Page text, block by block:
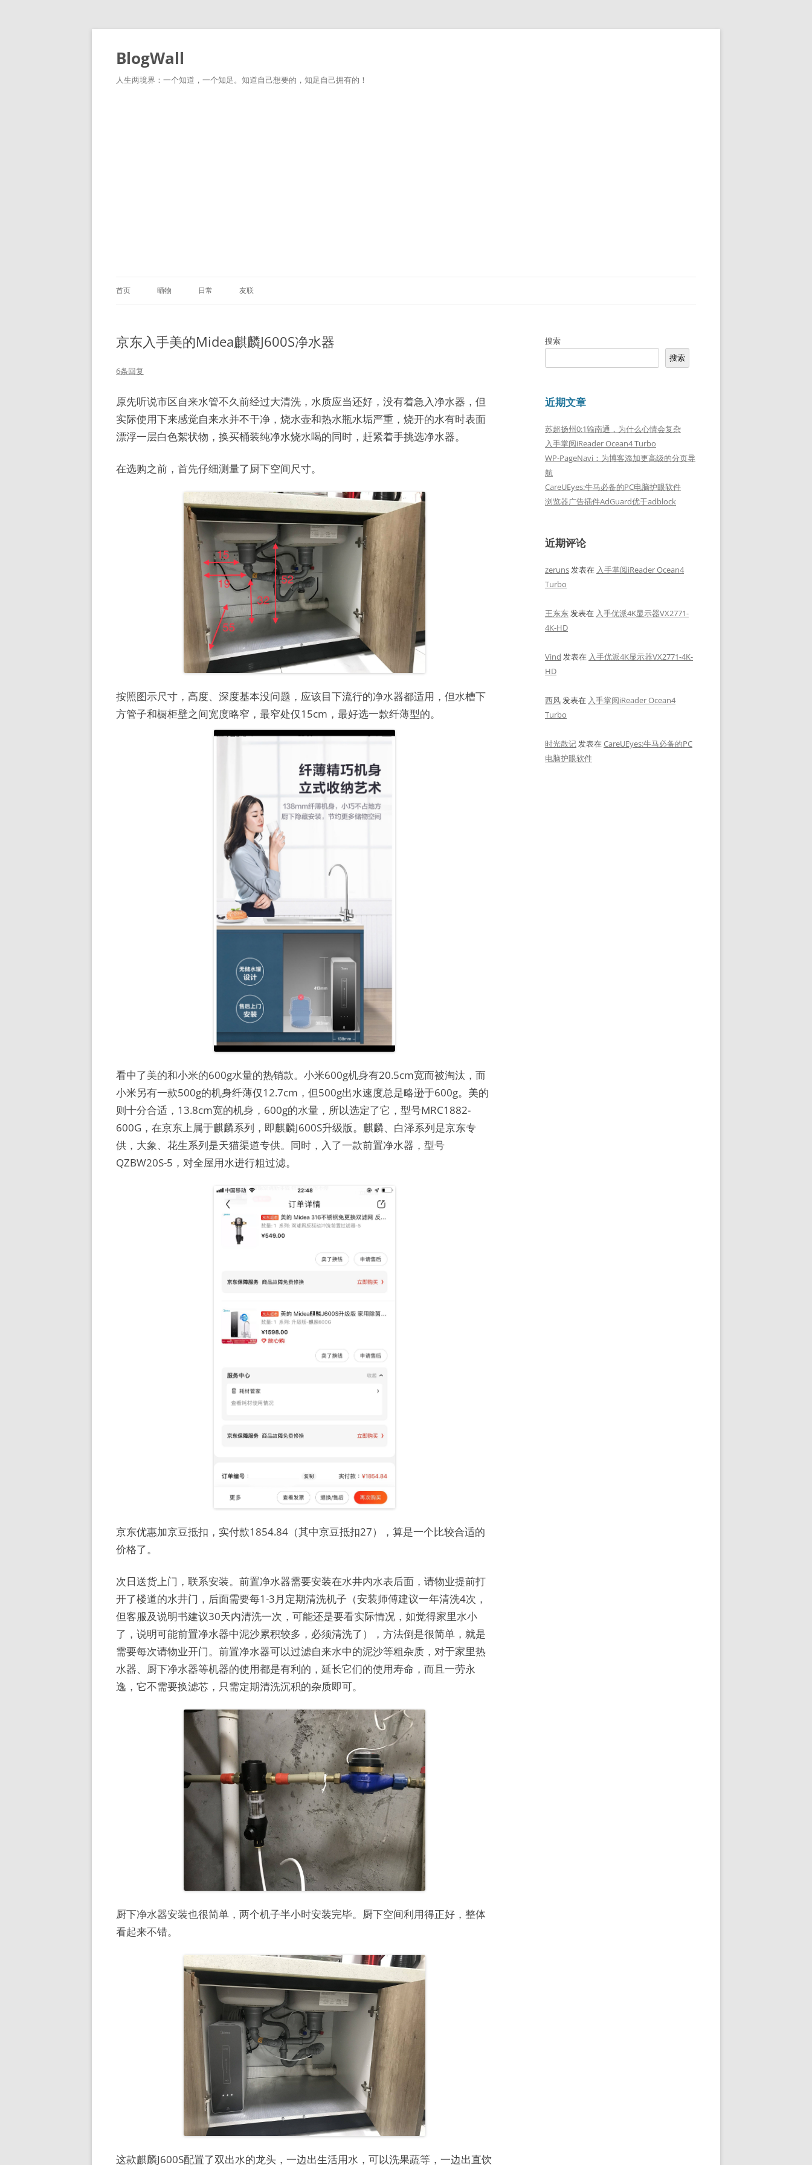
跳
正
文
BlogWall
人生两境界：一个知道，一个知足。知道自己想要的，知足自己拥有的！
首页 晒物 日常 友联
京东入手美的Midea麒麟J600S净水器
6条回复
原先听说市区自来水管不久前经过大清洗，水质应当还好，没有着急入净水器，但
实际使用下来感觉自来水并不干净，烧水壶和热水瓶水垢严重，烧开的水有时表面
漂浮一层白色絮状物，换买桶装纯净水烧水喝的同时，赶紧着手挑选净水器。
在选购之前，首先仔细测量了厨下空间尺寸。
按照图示尺寸，高度、深度基本没问题，应该目下流行的净水器都适用，但水槽下
方管子和橱柜壁之间宽度略窄，最窄处仅15cm，最好选一款纤薄型的。
看中了美的和小米的600g水量的热销款。小米600g机身有20.5cm宽而被淘汰，而
小米另有一款500g的机身纤薄仅12.7cm，但500g出水速度总是略逊于600g。美的
则十分合适，13.8cm宽的机身，600g的水量，所以选定了它，型号MRC1882-
600G，在京东上属于麒麟系列，即麒麟J600S升级版。麒麟、白泽系列是京东专
供，大象、花生系列是天猫渠道专供。同时，入了一款前置净水器，型号
QZBW20S-5，对全屋用水进行粗过滤。
京东优惠加京豆抵扣，实付款1854.84（其中京豆抵扣27），算是一个比较合适的
价格了。
次日送货上门，联系安装。前置净水器需要安装在水井内水表后面，请物业提前打
开了楼道的水井门，后面需要每1-3月定期清洗机子（安装师傅建议一年清洗4次，
但客服及说明书建议30天内清洗一次，可能还是要看实际情况，如觉得家里水小
了，说明可能前置净水器中泥沙累积较多，必须清洗了），方法倒是很简单，就是
需要每次请物业开门。前置净水器可以过滤自来水中的泥沙等粗杂质，对于家里热
水器、厨下净水器等机器的使用都是有利的，延长它们的使用寿命，而且一劳永
逸，它不需要换滤芯，只需定期清洗沉积的杂质即可。
厨下净水器安装也很简单，两个机子半小时安装完毕。厨下空间利用得正好，整体
看起来不错。
这款麒麟J600S配置了双出水的龙头，一边出生活用水，可以洗果蔬等，一边出直饮
搜索
搜索
近期文章
苏超扬州0:1输南通，为什么心情会复杂
入手掌阅iReader Ocean4 Turbo
WP-PageNavi：为博客添加更高级的分页导
航
CareUEyes:牛马必备的PC电脑护眼软件
浏览器广告插件AdGuard优于adblock
近期评论
zeruns发表在 入手掌阅iReader Ocean4
Turbo
王东东发表在 入手优派4K显示器VX2771-
4K-HD
Vind 发表在 入手优派4K显示器VX2771-4K-
HD
西风发表在 入手掌阅iReader Ocean4
Turbo
时光散记发表在CareUEyes:牛马必备的PC
电脑护眼软件